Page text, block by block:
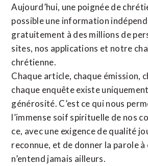
Aujourd’hui, une poignée de
possible une information
gratuitement à des millions de
sites, nos applications et notre
chrétienne.
Chaque article, chaque émission,
chaque enquête existe
générosité. C’est ce qui nous
l’immense soif spirituelle de nos
ce, avec une exigence de qualité
reconnue, et de donner la parole à
n’entend jamais ailleurs.